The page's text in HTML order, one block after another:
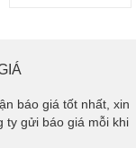
báo giá tốt nhất, xin
ty gửi báo giá mỗi khi